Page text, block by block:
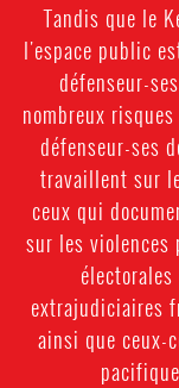
Tandis que le
l'espace public
défenseur-
nombreux
défenseur-ses
travaillent sur
ceux qui
sur les violences
extrajudiciaires
ainsi que